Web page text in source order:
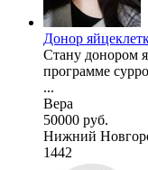
Донор
Стану донором
программе
...
Вера
50000 руб.
Нижний
1442